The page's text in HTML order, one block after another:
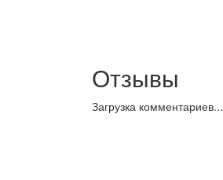
Отзывы
Загрузка комментариев...